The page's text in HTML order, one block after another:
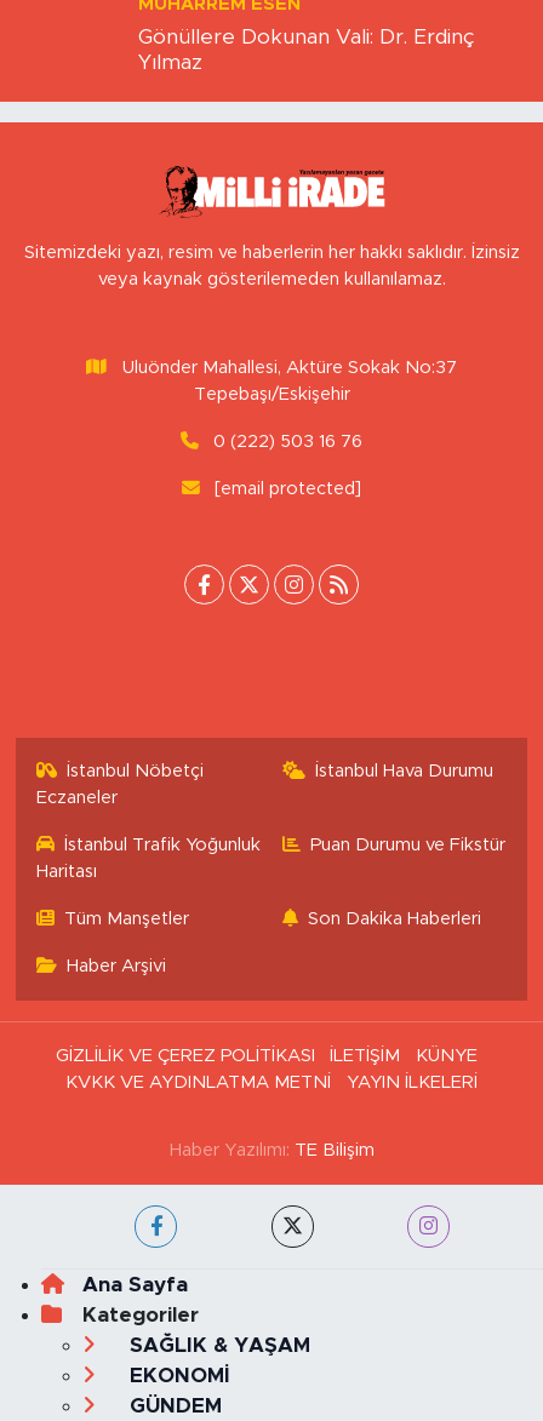
MUHARREM ESEN
Gönüllere Dokunan Vali: Dr. Erdinç
Yılmaz
Sitemizdeki yazı, resim ve haberlerin her hakkı saklıdır. İzinsiz
veya kaynak gösterilemeden kullanılamaz.
Uluönder Mahallesi, Aktüre Sokak No:37
Tepebaşı/Eskişehir
0 (222) 503 16 76
[email protected]
İstanbul Nöbetçi
Eczaneler
İstanbul Hava Durumu
İstanbul Trafik Yoğunluk
Haritası
Puan Durumu ve Fikstür
Tüm Manşetler Son Dakika Haberleri
Haber Arşivi
GİZLİLİK VE ÇEREZ POLİTİKASI İLETİŞİM
KÜNYE
KVKK VE AYDINLATMA METNİ
YAYIN İLKELERİ
Haber Yazılımı: TE Bilişim
Ana Sayfa
Kategoriler
SAĞLIK & YAŞAM
EKONOMİ
GÜNDEM